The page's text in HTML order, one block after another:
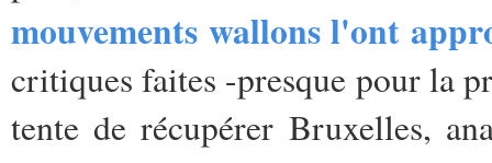
mouvements wallons l'ont
critiques faites -presque pour la
tente de récupérer Bruxelles,